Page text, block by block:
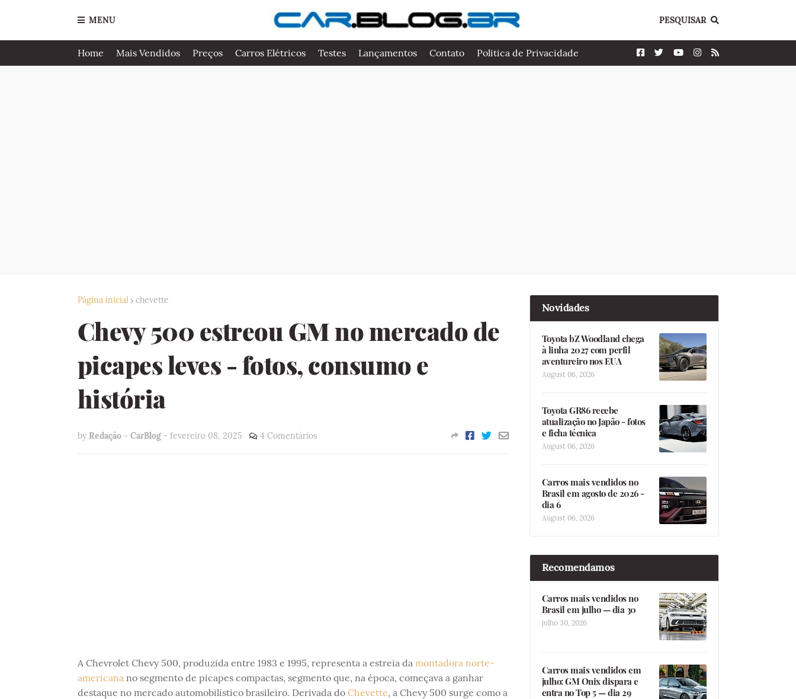
MENU PESQUISAR
Home Mais Vendidos Preços Carros Elétricos Testes Lançamentos Contato Politica de Privacidade
Página inicial chevette
Chevy 500 estreou GM no mercado de
picapes leves - fotos, consumo e
história
by Redação - CarBlog - fevereiro 08, 2025 4 Comentários
A Chevrolet Chevy 500, produzida entre 1983 e 1995, representa a estreia da montadora norte-
americanano segmento de picapes compactas, segmento que, na época, começava a ganhar
destaque no mercado automobilístico brasileiro. Derivada do Chevette, a Chevy 500 surge como a
Novidades
Toyota bZ Woodland chega
à linha 2027 com perfil
aventureiro nos EUA
August 06, 2026
Toyota GR86 recebe
atualização no Japão - fotos
e ficha técnica
August 06, 2026
Carros mais vendidos no
Brasil em agosto de 2026 -
dia 6
August 06, 2026
Recomendamos
Carros mais vendidos no
Brasil em julho — dia 30
julho 30, 2026
Carros mais vendidos em
julho: GM Onix dispara e
entra no Top 5 — dia 29